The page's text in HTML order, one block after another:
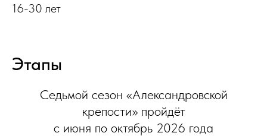
16-30 лет
Этапы
Седьмой сезон «Александровской
крепости» пройдёт
с июня по октябрь 2026 года